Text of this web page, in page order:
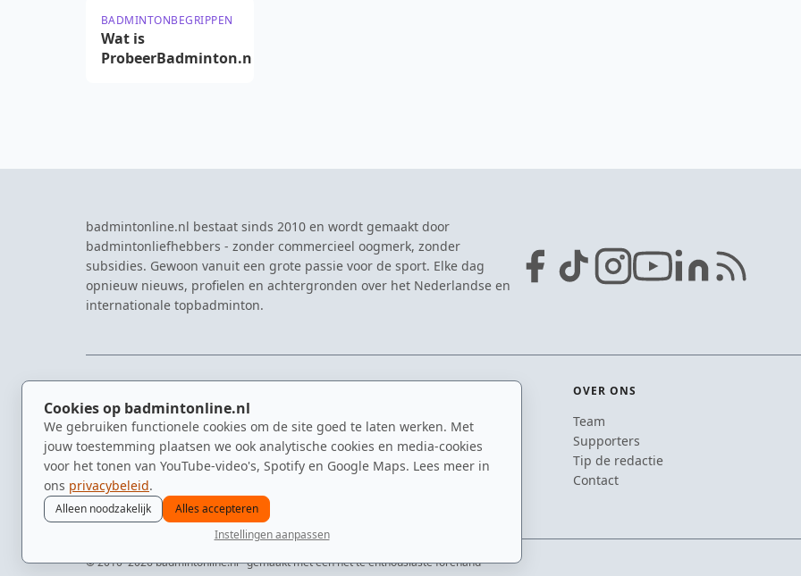
Cookies op badmintonline.nl
We gebruiken functionele cookies om de site goed te laten werken. Met
jouw toestemming plaatsen we ook analytische cookies en media-cookies
voor het tonen van YouTube-video's, Spotify en Google Maps. Lees meer in
ons privacybeleid.
Alleen noodzakelijk
Alles accepteren
Instellingen aanpassen
BADMINTONBEGRIPPEN
Wat is
ProbeerBadminton.nu?
badmintonline.nl bestaat sinds 2010 en wordt gemaakt door
badmintonliefhebbers - zonder commercieel oogmerk, zonder
subsidies. Gewoon vanuit een grote passie voor de sport. Elke dag
opnieuw nieuws, profielen en achtergronden over het Nederlandse en
internationale topbadminton.
Nieuws
Kennisbank
Spelers
Clubs
Video's
Eredivisie
NK Badminton
Dutch Open
Zomerbadminton
OVER ONS
Team
Supporters
Tip de redactie
Contact
© 2010–2026 badmintonline.nl · gemaakt met een nét te enthousiaste forehand